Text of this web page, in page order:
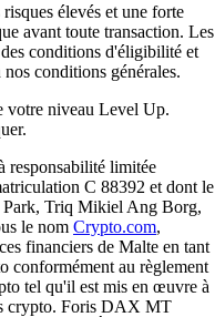
élevés et une forte
avant toute transaction. Les
des conditions d'éligibilité et
conditions générales.
votre niveau Level Up.
limitée
C 88392 et dont le
Park, Triq Mikiel Ang Borg,
le nom Crypto.com,
financiers de Malte en tant
conformément au règlement
tel qu'il est mis en œuvre à
crypto. Foris DAX MT